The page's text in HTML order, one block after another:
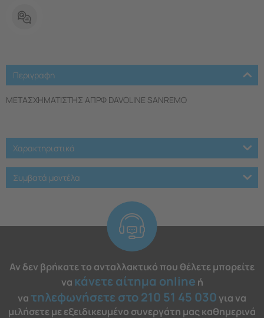
Περιγραφη
ΜΕΤΑΣΧΗΜΑΤΙΣΤΗΣ ΑΠΡΦ DAVOLINE SANREMO
Χαρακτηριστικά
Συμβατά μοντέλα
Αν δεν βρήκατε το ανταλλακτικό που θέλετε μπορείτε
να κάνετε αίτημα online ή
νατηλεφωνήσετε στο 210 51 45 030 για να
μιλήσετε με εξειδικευμένο συνεργάτη μας καθημερινά